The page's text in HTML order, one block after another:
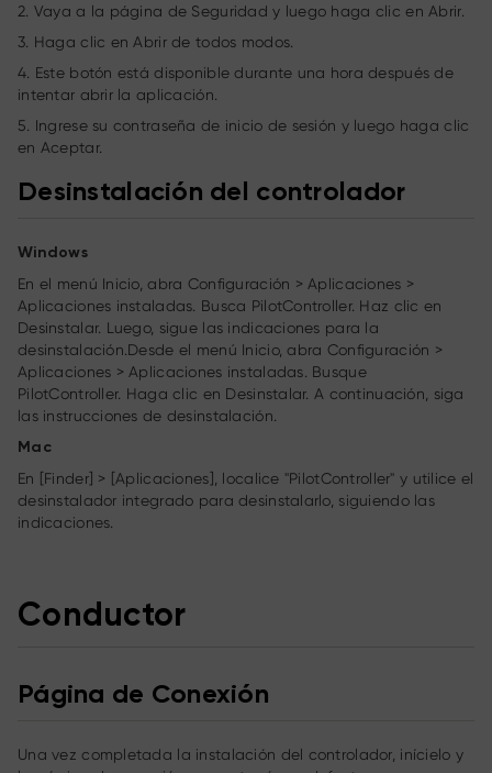
2. Vaya a la página de Seguridad y luego haga clic en Abrir.
3. Haga clic en Abrir de todos modos.
4. Este botón está disponible durante una hora después de
intentar abrir la aplicación.
5. Ingrese su contraseña de inicio de sesión y luego haga clic
en Aceptar.
Desinstalación del controlador
Windows
En el menú Inicio, abra Configuración > Aplicaciones >
Aplicaciones instaladas. Busca PilotController. Haz clic en
Desinstalar. Luego, sigue las indicaciones para la
desinstalación.Desde el menú Inicio, abra Configuración >
Aplicaciones > Aplicaciones instaladas. Busque
PilotController. Haga clic en Desinstalar. A continuación, siga
las instrucciones de desinstalación.
Mac
En [Finder] > [Aplicaciones], localice "PilotController" y utilice el
desinstalador integrado para desinstalarlo, siguiendo las
indicaciones.
Conductor
Página de Conexión
Una vez completada la instalación del controlador, inícielo y